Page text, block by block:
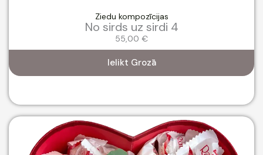
Ziedu kompozīcijas
No sirds uz sirdi 4
55,00 €
Ielikt Grozā